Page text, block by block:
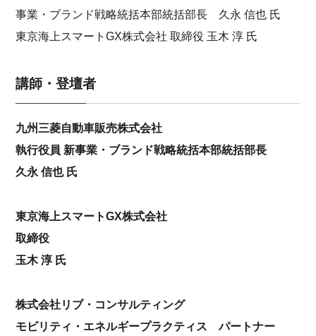
事業・ブランド戦略統括本部統括部長 久永 信也 氏
東京海上スマートGX株式会社 取締役 玉木 淳 氏
講師・登壇者
九州三菱自動車販売株式会社
執行役員 新事業・ブランド戦略統括本部統括部長
久永 信也 氏
東京海上スマートGX株式会社
取締役
玉木 淳 氏
株式会社リブ・コンサルティング
モビリティ・エネルギープラクティス パートナー